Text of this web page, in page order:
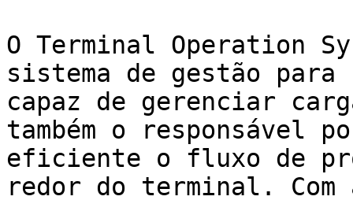
O Terminal Operation
sistema de gestão
capaz de gerenciar
também o responsável
eficiente o fluxo de
redor do terminal. Com